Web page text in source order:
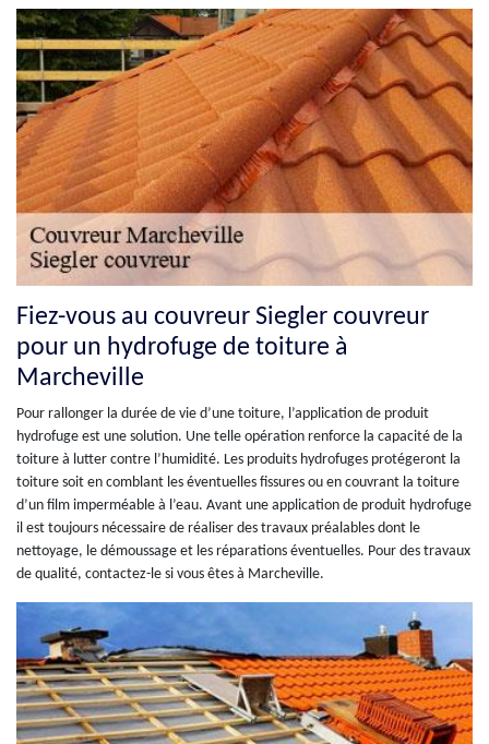
Fiez-vous au couvreur Siegler couvreur
pour un hydrofuge de toiture à
Marcheville
Pour rallonger la durée de vie d’une toiture, l’application de produit
hydrofuge est une solution. Une telle opération renforce la capacité de la
toiture à lutter contre l’humidité. Les produits hydrofuges protégeront la
toiture soit en comblant les éventuelles fissures ou en couvrant la toiture
d’un film imperméable à l’eau. Avant une application de produit hydrofuge
il est toujours nécessaire de réaliser des travaux préalables dont le
nettoyage, le démoussage et les réparations éventuelles. Pour des travaux
de qualité, contactez-le si vous êtes à Marcheville.